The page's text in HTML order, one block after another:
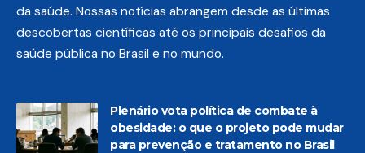
da saúde. Nossas notícias abrangem desde as últimas
descobertas científicas até os principais desafios da
saúde pública no Brasil e no mundo.
Plenário vota política de combate à
obesidade: o que o projeto pode mudar
para prevenção e tratamento no Brasil